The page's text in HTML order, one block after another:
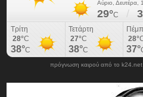
πρόγνωση καιρού από το k24.net